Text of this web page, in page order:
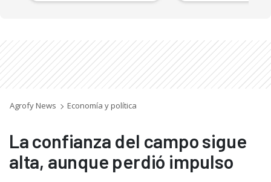
Agrofy News Economía y política
La confianza del campo sigue
alta, aunque perdió impulso